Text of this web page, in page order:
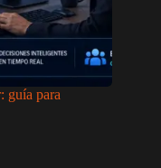
guía para